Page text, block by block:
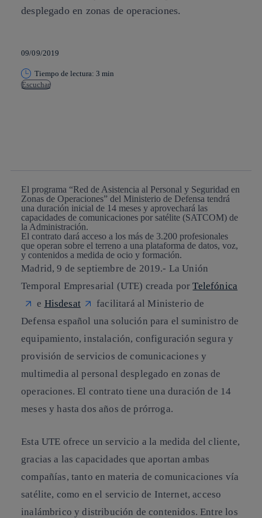
desplegado en zonas de operaciones.
09/09/2019
Tiempo de lectura: 3 min
Escuchar
El programa “Red de Asistencia al Personal y Seguridad en
Zonas de Operaciones” del Ministerio de Defensa tendrá
una duración inicial de 14 meses y aprovechará las
capacidades de comunicaciones por satélite (SATCOM) de
la Administración.
El contrato dará acceso a los más de 3.200 profesionales
que operan sobre el terreno a una plataforma de datos, voz,
y contenidos a medida de ocio y formación.
Madrid, 9 de septiembre de 2019.- La Unión
Temporal Empresarial (UTE) creada porTelefónica
e Hisdesat
facilitará al Ministerio de
Defensa español una solución para el suministro de
equipamiento, instalación, configuración segura y
provisión de servicios de comunicaciones y
multimedia al personal desplegado en zonas de
operaciones. El contrato tiene una duración de 14
meses y hasta dos años de prórroga.
Esta UTE ofrece un servicio a la medida del cliente,
gracias a las capacidades que aportan ambas
compañías, tanto en materia de comunicaciones vía
satélite, como en el servicio de Internet, acceso
inalámbrico y distribución de contenidos. Entre los